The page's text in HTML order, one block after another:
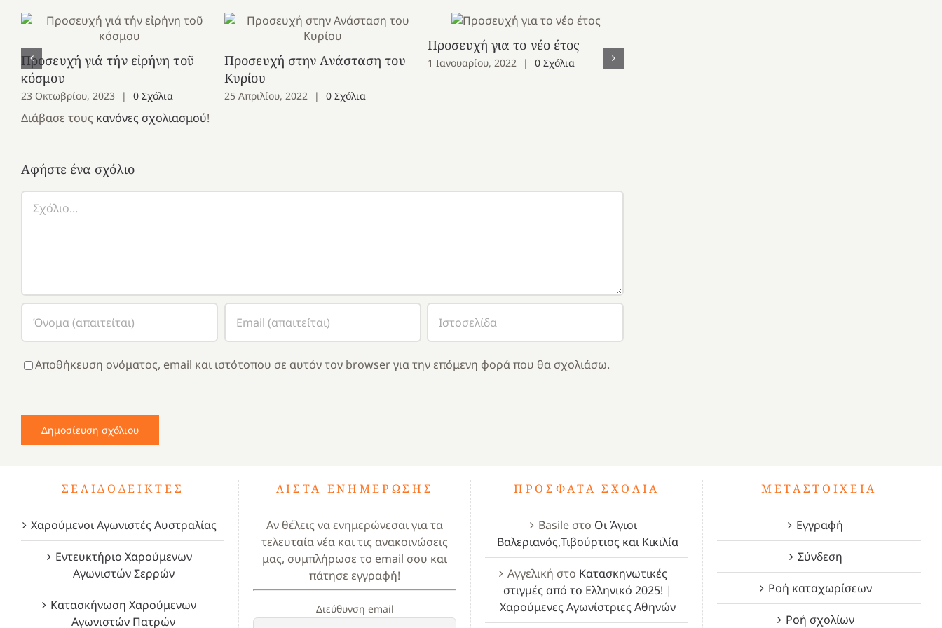
Προσευχή γιά τήν εἰρήνη τοῦ
κόσμου
23 Οκτωβρίου, 2023 | 0 Σχόλια
Προσευχή στην Ανάσταση του
Κυρίου
25 Απριλίου, 2022 | 0 Σχόλια
Προσευχή για το νέο έτος
1 Ιανουαρίου, 2022 | 0 Σχόλια
Διάβασε τους κανόνες σχολιασμού!
Αφήστε ένα σχόλιο
Αποθήκευση ονόματος, email και ιστότοπου σε αυτόν τον browser για την επόμενη φορά που θα σχολιάσω.
ΣΕΛΙΔΟΔΕΊΚΤΕΣ
Χαρούμενοι Αγωνιστές Αυστραλίας
Εντευκτήριο Χαρούμενων
Αγωνιστών Σερρών
Κατασκήνωση Χαρούμενων
Αγωνιστών Πατρών
ΛΊΣΤΑ ΕΝΗΜΈΡΩΣΗΣ
Αν θέλεις να ενημερώνεσαι για τα
τελευταία νέα και τις ανακοινώσεις
μας, συμπλήρωσε το email σου και
πάτησε εγγραφή!
Διεύθυνση email
ΠΡΌΣΦΑΤΑ ΣΧΌΛΙΑ
Basileστο Οι Άγιοι
Βαλεριανός,Τιβούρτιος και Κικιλία
Αγγελική στο Κατασκηνωτικές
στιγμές από το Ελληνικό 2025! |
Χαρούμενες Αγωνίστριες Αθηνών
ΜΕΤΑΣΤΟΙΧΕΊΑ
Εγγραφή
Σύνδεση
Ροή καταχωρίσεων
Ροή σχολίων